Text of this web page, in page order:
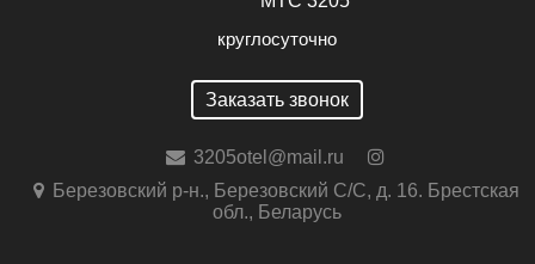
круглосуточно
Заказать звонок
3205otel@mail.ru
Березовский р-н., Березовский С/С, д. 16. Брестская
обл., Беларусь